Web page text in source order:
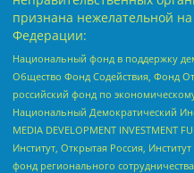
признана нежелательной
Федерации:
Национальный фонд в поддержку
Общество Фонд Содействия, Фонд
российский фонд по
Национальный Демократический
MEDIA DEVELOPMENT
Институт, Открытая Россия,
фонд регионального